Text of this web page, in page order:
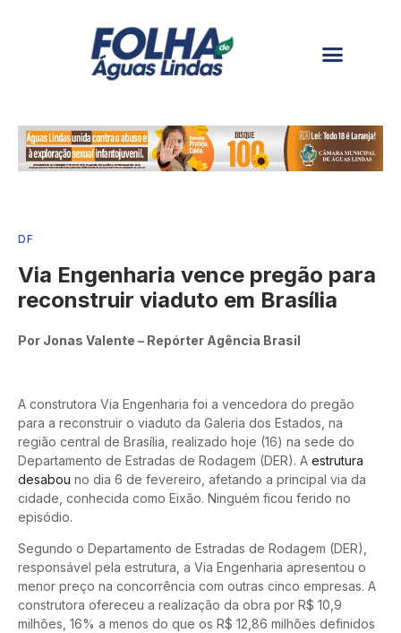
DF
Via Engenharia vence pregão para
reconstruir viaduto em Brasília
Por Jonas Valente – Repórter Agência Brasil
A construtora Via Engenharia foi a vencedora do pregão
para a reconstruir o viaduto da Galeria dos Estados, na
região central de Brasília, realizado hoje (16) na sede do
Departamento de Estradas de Rodagem (DER). A estrutura
desabou no dia 6 de fevereiro, afetando a principal via da
cidade, conhecida como Eixão. Ninguém ficou ferido no
episódio.
Segundo o Departamento de Estradas de Rodagem (DER),
responsável pela estrutura, a Via Engenharia apresentou o
menor preço na concorrência com outras cinco empresas. A
construtora ofereceu a realização da obra por R$ 10,9
milhões, 16% a menos do que os R$ 12,86 milhões definidos